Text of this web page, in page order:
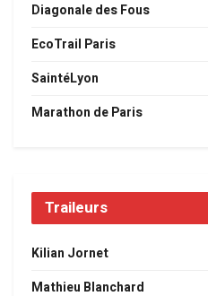
Diagonale des Fous
EcoTrail Paris
SaintéLyon
Marathon de Paris
Traileurs
Kilian Jornet
Mathieu Blanchard